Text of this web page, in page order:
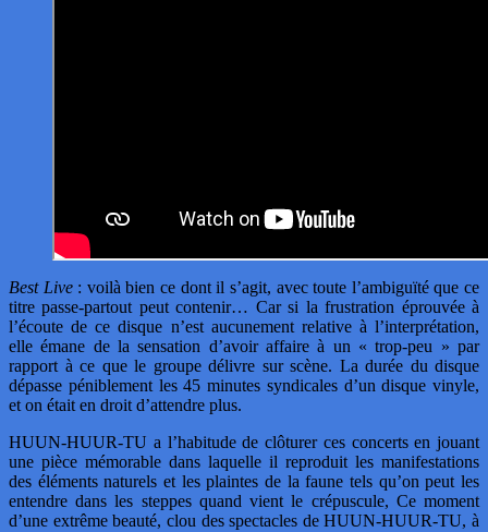
Best Live: voilà bien ce dont il s’agit, avec toute l’ambiguïté que ce
titre passe-partout peut contenir… Car si la frustration éprouvée à
l’écoute de ce disque n’est aucunement relative à l’interprétation,
elle émane de la sensation d’avoir affaire à un « trop-peu » par
rapport à ce que le groupe délivre sur scène. La durée du disque
dépasse péniblement les 45 minutes syndicales d’un disque vinyle,
et on était en droit d’attendre plus.
HUUN-HUUR-TU a l’habitude de clôturer ces concerts en jouant
une pièce mémorable dans laquelle il reproduit les manifestations
des éléments naturels et les plaintes de la faune tels qu’on peut les
entendre dans les steppes quand vient le crépuscule, Ce moment
d’une extrême beauté, clou des spectacles de HUUN-HUUR-TU, à